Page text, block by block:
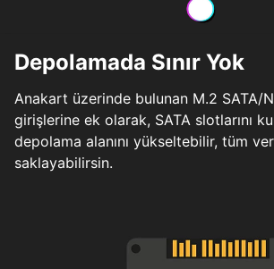
Depolamada Sınır Yok
Anakart üzerinde bulunan M.2 SATA/
girişlerine ek olarak, SATA slotlarını
depolama alanını yükseltebilir, tüm
saklayabilirsin.